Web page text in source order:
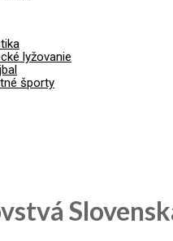
lyžovanie
športy